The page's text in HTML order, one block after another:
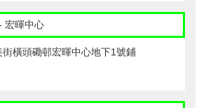
宏暉中心
街橫頭磡邨宏暉中心地下1號鋪